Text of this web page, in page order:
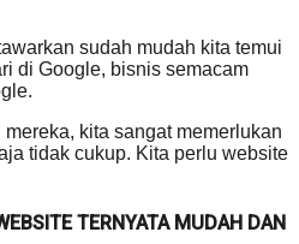
sudah mudah kita temui
di Google, bisnis semacam
kita sangat memerlukan
tidak cukup. Kita perlu website
TERNYATA MUDAH DAN